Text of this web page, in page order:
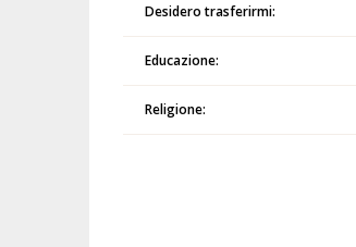
Desidero trasferirmi:
Educazione:
Religione: